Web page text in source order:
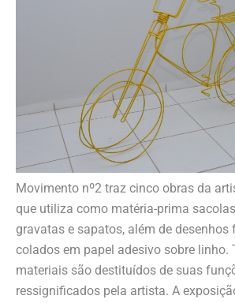
Movimento nº2 traz cinco obras da
que utiliza como matéria-prima
gravatas e sapatos, além de desenhos
colados em papel adesivo sobre linho.
materiais são destituídos de suas
ressignificados pela artista. A